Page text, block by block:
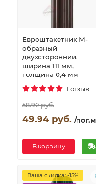
Евроштакетник М-
образный
двухсторонний,
ширина 111 мм,
толщина 0,4 мм
1 отзыв
58.90 руб.
49.94 руб. /пог.м
В корзину
Ваша скидка: -15%